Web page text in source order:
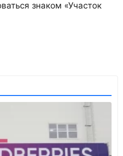
знаком «Участок